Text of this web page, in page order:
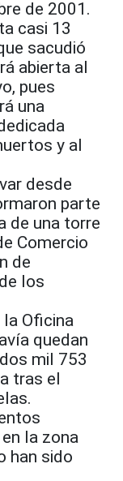
de 2001.
casi 13
sacudió
abierta al
pues
una
y al
desde
parte
de una torre
Comercio
de
los
Oficina
quedan
mil 753
tras el
la zona
han sido